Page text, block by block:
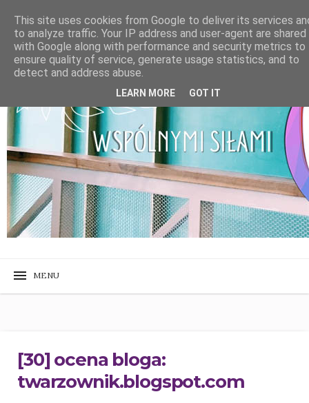
[30] ocena bloga:
twarzownik.blogspot.com
This site uses cookies from Google to deliver its services
to analyze traffic. Your IP address and user-agent are shared
with Google along with performance and security metrics to
ensure quality of service, generate usage statistics, and to
detect and address abuse.
LEARN MORE GOT IT